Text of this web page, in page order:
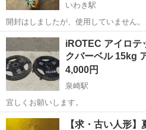
いわき駅
開封はしましたが、使用していません。
りに来て下さる方を優先致します。
福島 いわき市
iROTEC アイロテ
クバーベル 15kg
4,000円
泉崎駅
宜しくお願いします。
福島 西白河郡 泉崎駅 その他
【求・古い人形